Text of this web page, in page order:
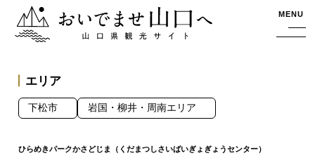
おいでませ山口へー山口県観光サイト MENU
エリア
下松市 岩国・柳井・周南エリア